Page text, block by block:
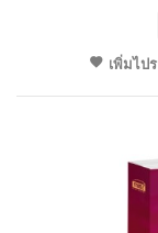
เพิ่มไป